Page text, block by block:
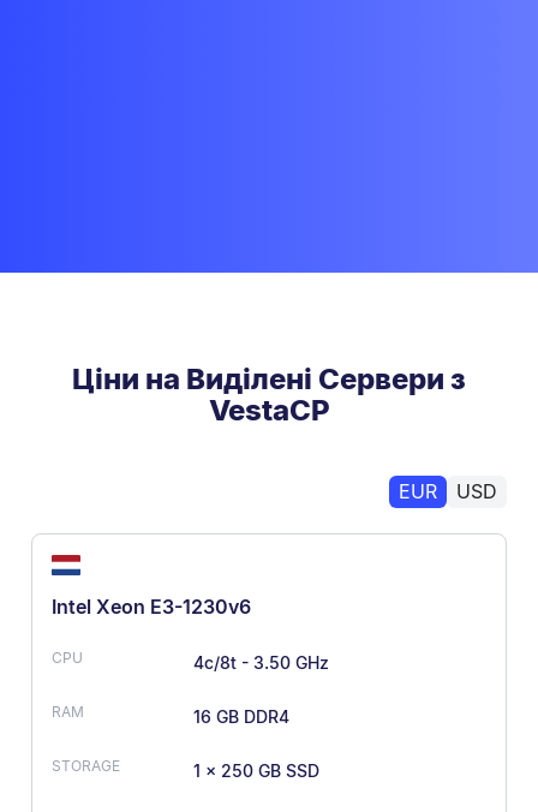
Ціни на Виділені Сервери з
VestaCP
EUR USD
Intel Xeon E3-1230v6
4c/8t - 3.50 GHz
16 GB DDR4
1 x 250 GB SSD